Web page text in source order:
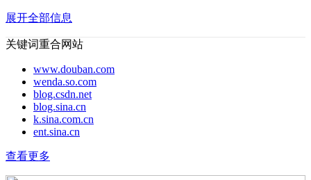
展开全部信息
关键词重合网站
www.douban.com
wenda.so.com
blog.csdn.net
blog.sina.cn
k.sina.com.cn
ent.sina.cn
查看更多